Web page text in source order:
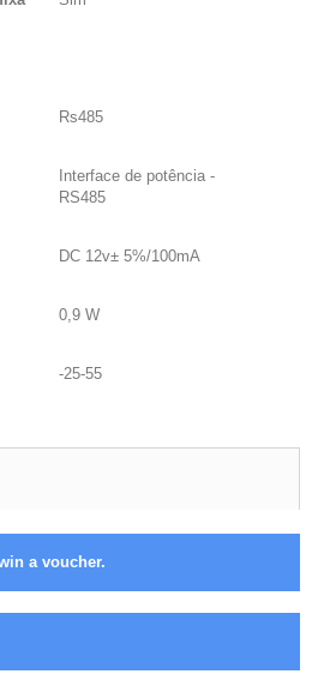
Rs485
Interface de potência -
RS485
DC 12v± 5%/100mA
0,9 W
-25-55
a voucher.